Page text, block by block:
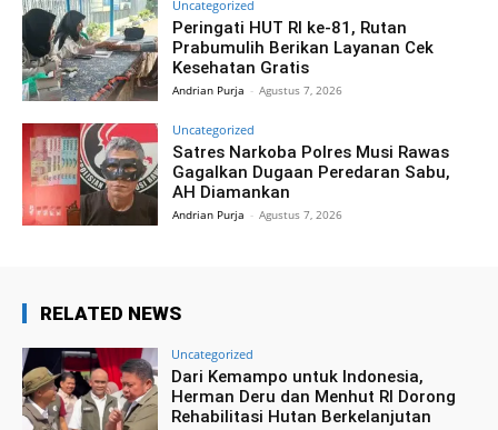
Uncategorized
Peringati HUT RI ke-81, Rutan
Prabumulih Berikan Layanan Cek
Kesehatan Gratis
Andrian Purja - Agustus 7, 2026
Uncategorized
Satres Narkoba Polres Musi Rawas
Gagalkan Dugaan Peredaran Sabu,
AH Diamankan
Andrian Purja - Agustus 7, 2026
RELATED NEWS
Uncategorized
Dari Kemampo untuk Indonesia,
Herman Deru dan Menhut RI Dorong
Rehabilitasi Hutan Berkelanjutan